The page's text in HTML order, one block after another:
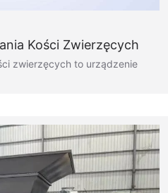
Kości Zwierzęcych
zwierzęcych to urządzenie